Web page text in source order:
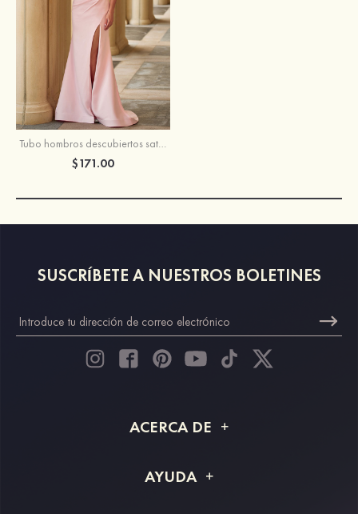
Tubo hombros descubiertos satén elástico crepé elástico cola de barrido vestido de graduación
$171.00
SUSCRÍBETE A NUESTROS BOLETINES
ACERCA DE
Información de envío
AYUDA